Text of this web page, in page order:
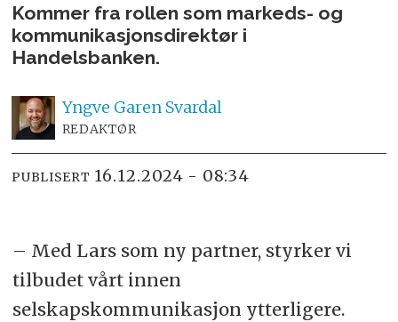
Kommer fra rollen som markeds- og
kommunikasjonsdirektør i
Handelsbanken.
Yngve Garen Svardal
REDAKTØR
PUBLISERT 16.12.2024 - 08:34
– Med Lars som ny partner, styrker vi
tilbudet vårt innen
selskapskommunikasjon ytterligere.